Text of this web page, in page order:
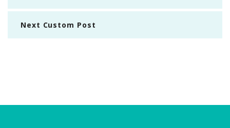
Next Custom Post